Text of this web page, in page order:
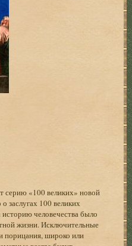
серию «100 великих» новой
заслугах 100 великих
человечества было
жизни. Исключительные
порицания, широко или